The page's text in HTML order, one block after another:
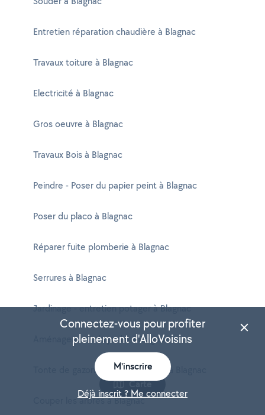
Entretien réparation chaudière à Blagnac
Travaux toiture à Blagnac
Electricité à Blagnac
Gros oeuvre à Blagnac
Travaux Bois à Blagnac
Peindre - Poser du papier peint à Blagnac
Poser du placo à Blagnac
Réparer fuite plomberie à Blagnac
Serrures à Blagnac
Jardinage - entretien potager à Blagnac
Aménagement du jardin à Blagnac
Tonte de gazon - Débroussaillage à Blagnac
Couper les arbres à Blagnac
Carte
Connectez-vous pour profiter
pleinement d'AlloVoisins
M'inscrire
Déjà inscrit ? Me connecter